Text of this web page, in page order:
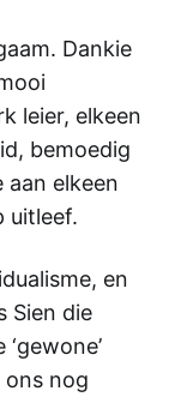
Dankie
leier, elkeen
bemoedig
aan elkeen
uitleef.
en
Sien die
ons nog